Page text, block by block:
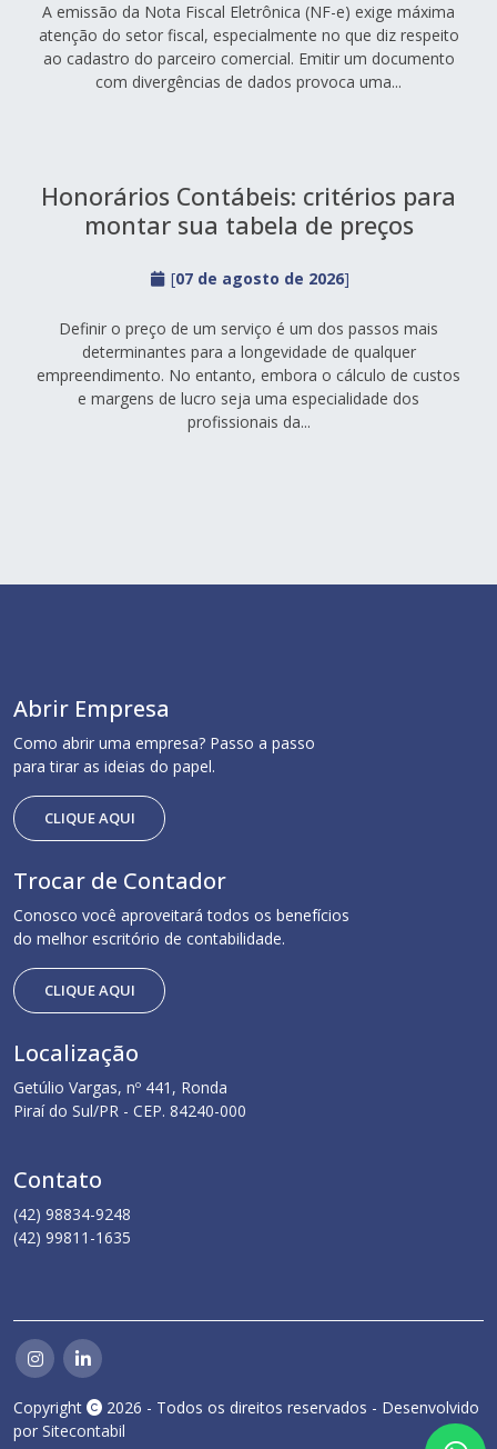
A emissão da Nota Fiscal Eletrônica (NF-e) exige máxima
atenção do setor fiscal, especialmente no que diz respeito
ao cadastro do parceiro comercial. Emitir um documento
com divergências de dados provoca uma...
Honorários Contábeis: critérios para
montar sua tabela de preços
[07 de agosto de 2026]
Definir o preço de um serviço é um dos passos mais
determinantes para a longevidade de qualquer
empreendimento. No entanto, embora o cálculo de custos
e margens de lucro seja uma especialidade dos
profissionais da...
Abrir Empresa
Como abrir uma empresa? Passo a passo
para tirar as ideias do papel.
CLIQUE AQUI
Trocar de Contador
Conosco você aproveitará todos os benefícios
do melhor escritório de contabilidade.
CLIQUE AQUI
Localização
Getúlio Vargas, nº 441, Ronda
Piraí do Sul/PR - CEP. 84240-000
Contato
(42) 98834-9248
(42) 99811-1635
Copyright
2026 - Todos os direitos reservados - Desenvolvido
por Sitecontabil